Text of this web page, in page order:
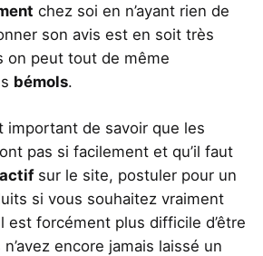
chez soi en n’ayant rien de
son avis est en soit très
on peut tout de même
bémols.
important de savoir que les
pas si facilement et qu’il faut
actifsur le site, postuler pour un
si vous souhaitez vraiment
est forcément plus difficile d’être
encore jamais laissé un